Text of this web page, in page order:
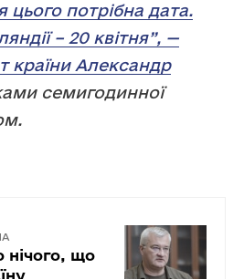
цього потрібна дата.
– 20 квітня”, —
країни Александр
семигодинної
що